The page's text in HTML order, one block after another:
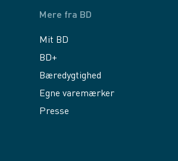
Mere fra BD
Mit BD
BD+
Bæredygtighed
Egne varemærker
Presse